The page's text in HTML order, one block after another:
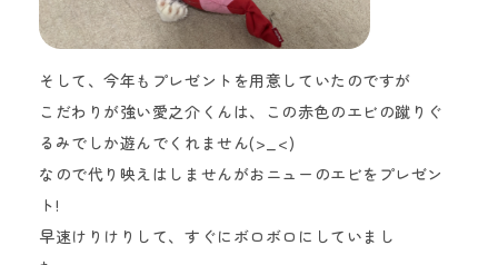
そして、今年もプレゼントを用意していたのですが
こだわりが強い愛之介くんは、この赤色のエビの蹴りぐ
るみでしか遊んでくれません(>_<)
なので代り映えはしませんがおニューのエビをプレゼン
ト!
早速けりけりして、すぐにボロボロにしていまし